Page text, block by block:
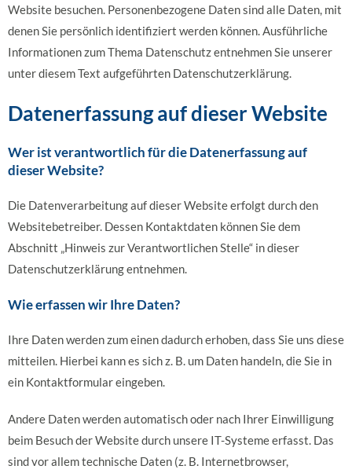
Website besuchen. Personenbezogene Daten sind alle Daten, mit
denen Sie persönlich identifiziert werden können. Ausführliche
Informationen zum Thema Datenschutz entnehmen Sie unserer
unter diesem Text aufgeführten Datenschutzerklärung.
Datenerfassung auf dieser Website
Wer ist verantwortlich für die Datenerfassung auf
dieser Website?
Die Datenverarbeitung auf dieser Website erfolgt durch den
Websitebetreiber. Dessen Kontaktdaten können Sie dem
Abschnitt „Hinweis zur Verantwortlichen Stelle“ in dieser
Datenschutzerklärung entnehmen.
Wie erfassen wir Ihre Daten?
Ihre Daten werden zum einen dadurch erhoben, dass Sie uns diese
mitteilen. Hierbei kann es sich z. B. um Daten handeln, die Sie in
ein Kontaktformular eingeben.
Andere Daten werden automatisch oder nach Ihrer Einwilligung
beim Besuch der Website durch unsere IT-Systeme erfasst. Das
sind vor allem technische Daten (z. B. Internetbrowser,